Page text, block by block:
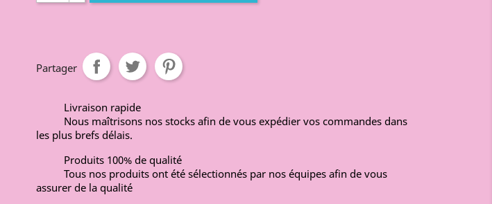
Partager
Livraison rapide
Nous maîtrisons nos stocks afin de vous expédier vos commandes dans
les plus brefs délais.
Produits 100% de qualité
Tous nos produits ont été sélectionnés par nos équipes afin de vous
assurer de la qualité